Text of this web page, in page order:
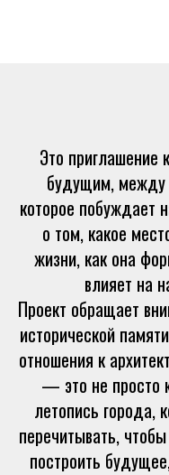
Это
будущим, между
которое побуждает
о том, какое
жизни, как она
влияет на
Проект обращает
исторической
отношения к
— это не просто
летопись города,
перечитывать,
построить